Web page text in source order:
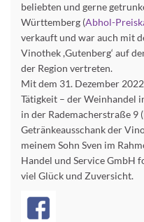
beliebten und gerne
Württemberg (Abhol-
verkauft und war auch mit
Vinothek ,Gutenberg‘ auf
der Region vertreten.
Mit dem 31. Dezember
Tätigkeit – der Weinhandel
in der Rademacherstraße
Getränkeausschank der
meinem Sohn Sven im
Handel und Service GmbH
viel Glück und Zuversicht.